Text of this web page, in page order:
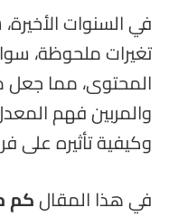
في السنوات
تغيرات ملحوظة،
المحتوى، مما جعل
والمربين فهم المعدل
وكيفية تأثيره على
في هذا المقال كم